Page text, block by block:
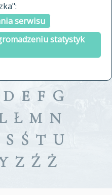
serwisu
statystyk
a tergo
D E F G
Ł M N
S Ś T U
Z Ź Ż